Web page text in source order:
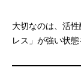
大切なのは、活
レス」が強い状